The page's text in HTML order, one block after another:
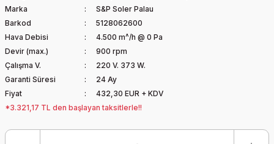
Marka
S&P Soler Palau
Barkod
5128062600
Hava Debisi
4.500 m^/h @ 0 Pa
Devir (max.)
900 rpm
Çalışma V.
220 V. 373 W.
Garanti Süresi
24 Ay
Fiyat
432,30 EUR + KDV
*3.321,17 TL den başlayan taksitlerle!!